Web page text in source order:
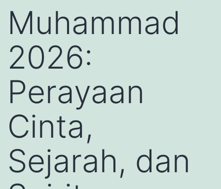
Muhammad
2026:
Perayaan
Cinta,
Sejarah, dan